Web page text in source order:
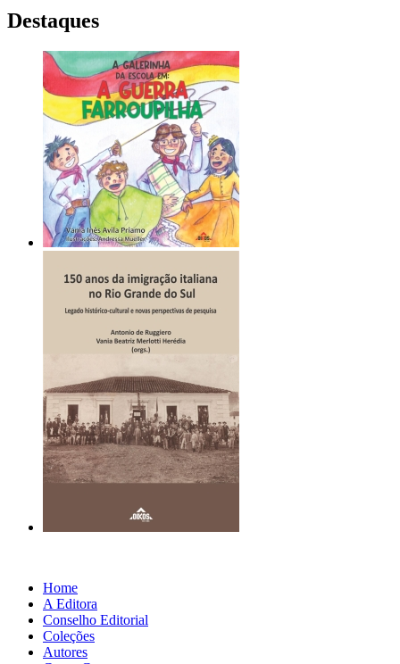
Destaques
Home
A Editora
Conselho Editorial
Coleções
Autores